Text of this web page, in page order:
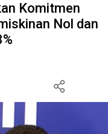
Komitmen
Nol dan